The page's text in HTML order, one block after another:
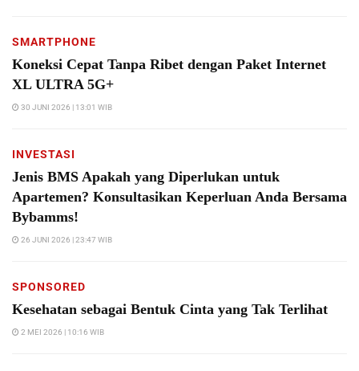
SMARTPHONE
Koneksi Cepat Tanpa Ribet dengan Paket Internet
XL ULTRA 5G+
30 JUNI 2026 | 13:01 WIB
INVESTASI
Jenis BMS Apakah yang Diperlukan untuk
Apartemen? Konsultasikan Keperluan Anda Bersama
Bybamms!
26 JUNI 2026 | 23:47 WIB
SPONSORED
Kesehatan sebagai Bentuk Cinta yang Tak Terlihat
2 MEI 2026 | 10:16 WIB